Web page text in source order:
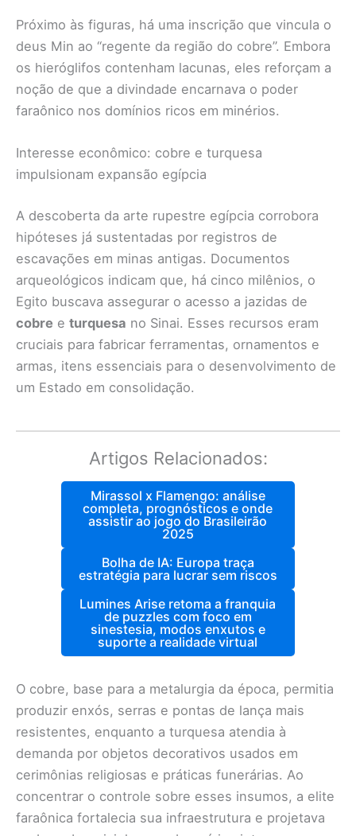
Próximo às figuras, há uma inscrição que vincula o
deus Min ao “regente da região do cobre”. Embora
os hieróglifos contenham lacunas, eles reforçam a
noção de que a divindade encarnava o poder
faraônico nos domínios ricos em minérios.
Interesse econômico: cobre e turquesa
impulsionam expansão egípcia
A descoberta da arte rupestre egípcia corrobora
hipóteses já sustentadas por registros de
escavações em minas antigas. Documentos
arqueológicos indicam que, há cinco milênios, o
Egito buscava assegurar o acesso a jazidas de
cobre e turquesa no Sinai. Esses recursos eram
cruciais para fabricar ferramentas, ornamentos e
armas, itens essenciais para o desenvolvimento de
um Estado em consolidação.
Artigos Relacionados:
Mirassol x Flamengo: análise
completa, prognósticos e onde
assistir ao jogo do Brasileirão
2025
Bolha de IA: Europa traça
estratégia para lucrar sem riscos
Lumines Arise retoma a franquia
de puzzles com foco em
sinestesia, modos enxutos e
suporte a realidade virtual
O cobre, base para a metalurgia da época, permitia
produzir enxós, serras e pontas de lança mais
resistentes, enquanto a turquesa atendia à
demanda por objetos decorativos usados em
cerimônias religiosas e práticas funerárias. Ao
concentrar o controle sobre esses insumos, a elite
faraônica fortalecia sua infraestrutura e projetava